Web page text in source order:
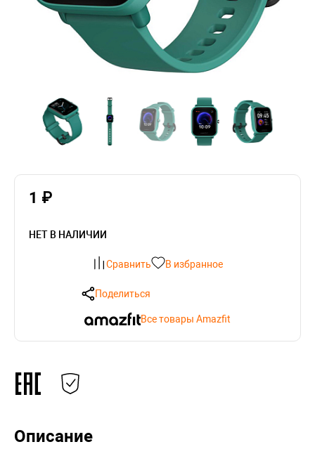
1 ₽
НЕТ В НАЛИЧИИ
Сравнить В избранное
Поделиться
Все товары Amazfit
Описание